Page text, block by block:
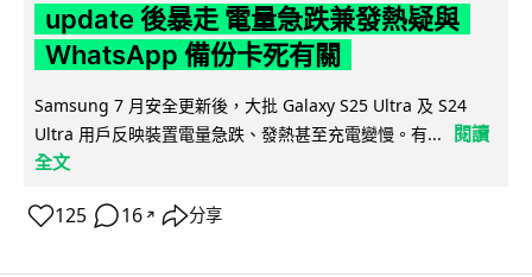
update 後暴走 電量急跌兼發熱疑與
WhatsApp 備份卡死有關
Samsung 7 月安全更新後，大批 Galaxy S25 Ultra 及 S24
Ultra 用戶反映裝置電量急跌、發熱甚至充電變慢。有...
閱讀
全文
125 16 ↗ 分享